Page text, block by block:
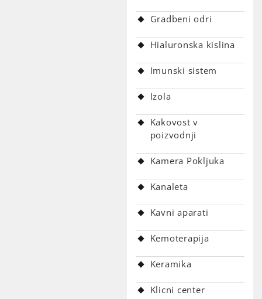
Gradbeni odri
Hialuronska kislina
Imunski sistem
Izola
Kakovost v
poizvodnji
Kamera Pokljuka
Kanaleta
Kavni aparati
Kemoterapija
Keramika
Klicni center